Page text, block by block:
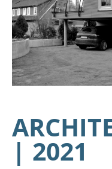
| 2021